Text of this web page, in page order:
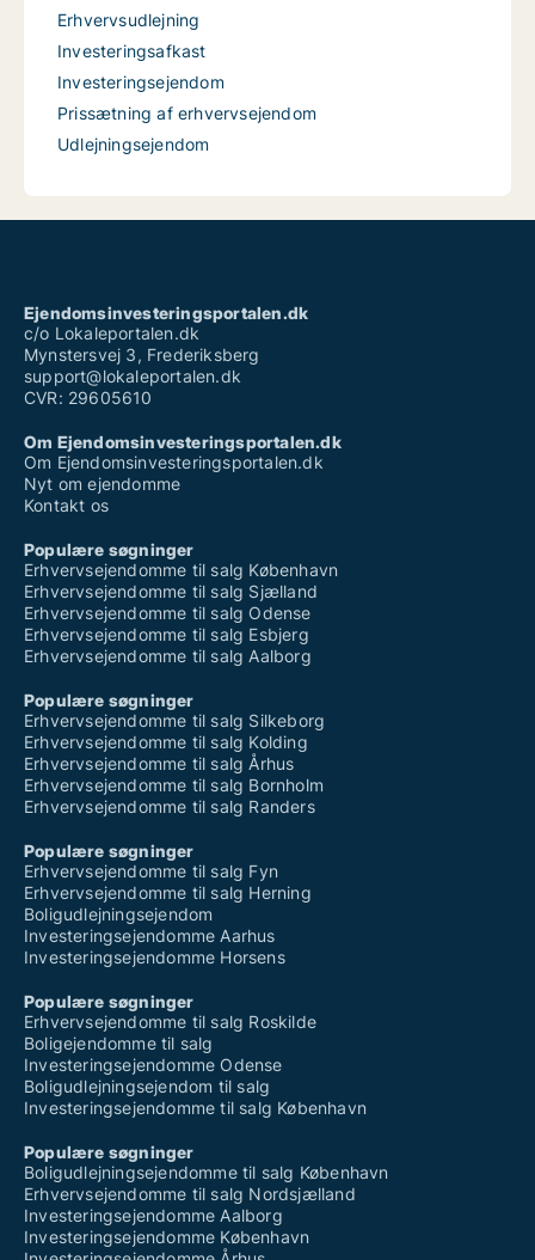
Erhvervsudlejning
Investeringsafkast
Investeringsejendom
Prissætning af erhvervsejendom
Udlejningsejendom
Ejendomsinvesteringsportalen.dk
c/o Lokaleportalen.dk
Mynstersvej 3, Frederiksberg
support@lokaleportalen.dk
CVR: 29605610
Om Ejendomsinvesteringsportalen.dk
Om Ejendomsinvesteringsportalen.dk
Nyt om ejendomme
Kontakt os
Populære søgninger
Erhvervsejendomme til salg København
Erhvervsejendomme til salg Sjælland
Erhvervsejendomme til salg Odense
Erhvervsejendomme til salg Esbjerg
Erhvervsejendomme til salg Aalborg
Populære søgninger
Erhvervsejendomme til salg Silkeborg
Erhvervsejendomme til salg Kolding
Erhvervsejendomme til salg Århus
Erhvervsejendomme til salg Bornholm
Erhvervsejendomme til salg Randers
Populære søgninger
Erhvervsejendomme til salg Fyn
Erhvervsejendomme til salg Herning
Boligudlejningsejendom
Investeringsejendomme Aarhus
Investeringsejendomme Horsens
Populære søgninger
Erhvervsejendomme til salg Roskilde
Boligejendomme til salg
Investeringsejendomme Odense
Boligudlejningsejendom til salg
Investeringsejendomme til salg København
Populære søgninger
Boligudlejningsejendomme til salg København
Erhvervsejendomme til salg Nordsjælland
Investeringsejendomme Aalborg
Investeringsejendomme København